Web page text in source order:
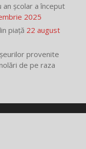
an școlar a început
2025
piață 22 august
provenite
de pe raza